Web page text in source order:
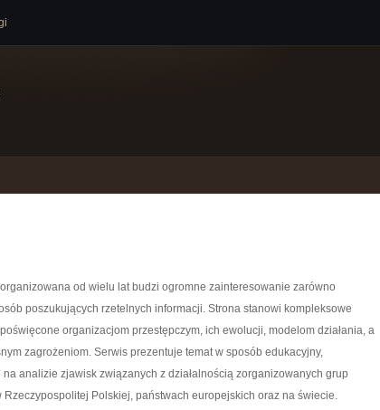
od wielu lat budzi ogromne zainteresowanie zarówno
poszukujących rzetelnych informacji. Strona stanowi kompleksowe
organizacjom przestępczym, ich ewolucji, modelom działania, a
zagrożeniom. Serwis prezentuje temat w sposób edukacyjny,
na analizie zjawisk związanych z działalnością zorganizowanych grup
Rzeczypospolitej Polskiej, państwach europejskich oraz na świecie.